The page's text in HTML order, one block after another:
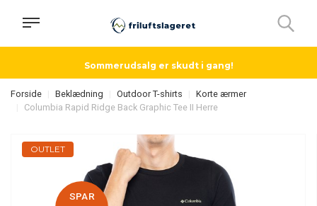
Sommerudsalg er skudt i gang!
Forside Beklædning Outdoor T-shirts
Korte ærmer
Columbia Rapid Ridge Back Graphic Tee II Herre
OUTLET
SPAR